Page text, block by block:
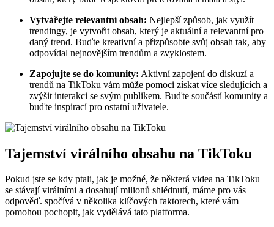
Vytvářejte relevantní obsah: Nejlepší způsob, jak využít
trendingy, je vytvořit obsah, který je aktuální a relevantní pro
daný trend. Buďte kreativní a přizpůsobte svůj obsah tak, aby
odpovídal nejnovějším trendům a zvyklostem.
Zapojujte se do komunity: Aktivní zapojení do diskuzí a
trendů na TikToku vám může pomoci získat více sledujících a
zvýšit interakci se svým publikem. Buďte součástí komunity a
buďte inspirací pro ostatní uživatele.
Tajemství virálního obsahu na TikToku
Pokud jste se kdy ptali, jak je možné, že některá videa na TikToku
se stávají virálními a dosahují milionů shlédnutí, máme pro vás
odpověď. spočívá v několika klíčových faktorech, které vám
pomohou pochopit, jak vydělává tato platforma.